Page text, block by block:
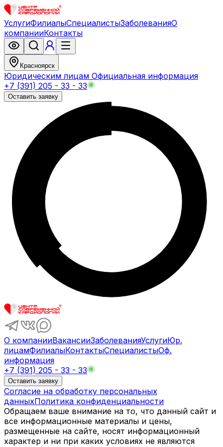
УслугиФилиалыСпециалистыЗаболеванияО
компанииКонтакты
Красноярск
Юридическим лицам Официальная информация
+7 (391) 205 - 33 - 33
Оставить заявку
О компанииВакансииЗаболеванияУслугиЮр.
лицамФилиалыКонтактыСпециалистыОф.
информация
+7 (391) 205 - 33 - 33
Оставить заявку
Согласие на обработку персональных
данныхПолитика конфиденциальности
Обращаем ваше внимание на то, что данный сайт и
все информационные материалы и цены,
размещенные на сайте, носят информационный
характер и ни при каких условиях не являются